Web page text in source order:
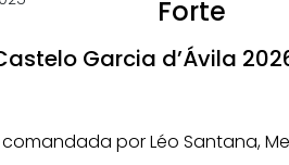
Forte
Garcia d’Ávila
por Léo Santana,